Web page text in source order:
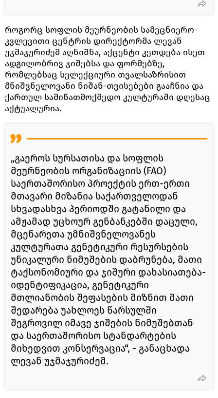
როგორც სოფლის მეურნეობის სამეცნიერო-
კვლევითი ცენტრის დირექტორმა ლევან
უჯმაჯურიძემ აღნიშნა, აქცენტი კეთდება ისეთ
ადგილობრივ ჯიშებსა და ფორმებზე,
რომლებსაც სელექციური თვალსაზრისით
მნიშვნელოვანი ნიშან-თვისებები გააჩნია და
ქართულ სამიწათმოქმედო კულტურაში დღესაც
აქტუალურია.
„გაეროს სურსათისა და სოფლის
მეურნეობის ორგანიზაციის (FAO)
საერთაშორისო პროექტის ერთ-ერთი
მთავარი მიზანია საქართველოდან
სხვადასხვა პერიოდში გატანილი და
ამჟამად უცხოურ გენბანკებში დაცული,
მცენარეთა უმნიშვნელოვანეს
კულტურათა გენეტიკური რესურსების
უნიკალური ნიმუშების დაბრუნება, მათი
ტაქსონომიური და ჯიშური დახასიათება-
იდენტიფიკაცია, გენეტიკური
მთლიანობის შეფასების მიზნით მათი
შედარება უახლოეს წარსულში
შეგროვილ იმავე ჯიშების ნიმუშებთან
და საერთაშორისო სტანდარტების
მიხედვით კონსერვაცია“, - განაცხადა
ლევან უჯმაჯურიძემ.